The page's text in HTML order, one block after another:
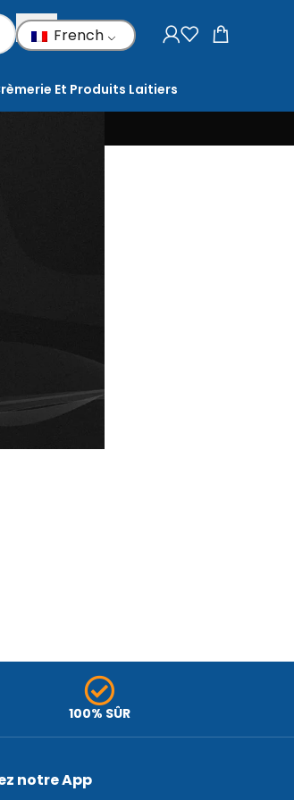
French
Et Produits Laitiers
100% SÛR
notre App